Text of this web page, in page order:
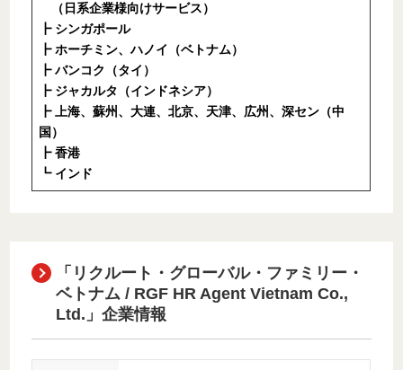
（日系企業様向けサービス）
┣ シンガポール
┣ ホーチミン、ハノイ（ベトナム）
┣ バンコク（タイ）
┣ ジャカルタ（インドネシア）
┣ 上海、蘇州、大連、北京、天津、広州、深セン（中
国）
┣ 香港
┗ インド
「リクルート・グローバル・ファミリー・
ベトナム / RGF HR Agent Vietnam Co.,
Ltd.」企業情報